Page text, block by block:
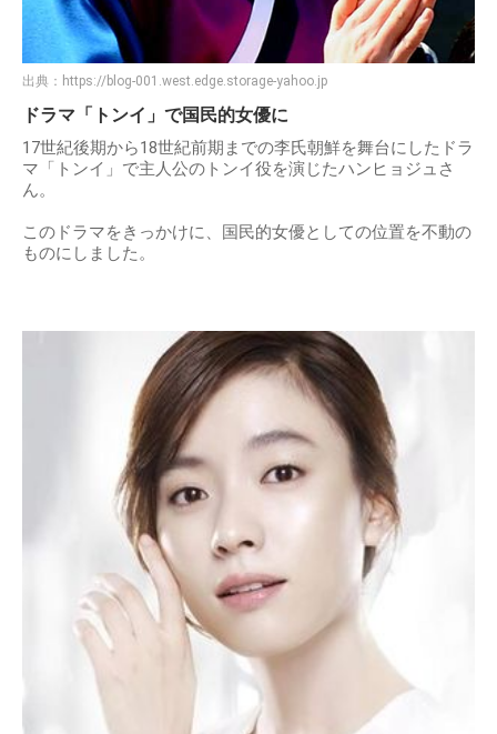
出典： https://blog-001.west.edge.storage-yahoo.jp
ドラマ「トンイ」で国民的女優に
17世紀後期から18世紀前期までの李氏朝鮮を舞台にしたドラ
マ「トンイ」で主人公のトンイ役を演じたハンヒョジュさ
ん。
このドラマをきっかけに、国民的女優としての位置を不動の
ものにしました。